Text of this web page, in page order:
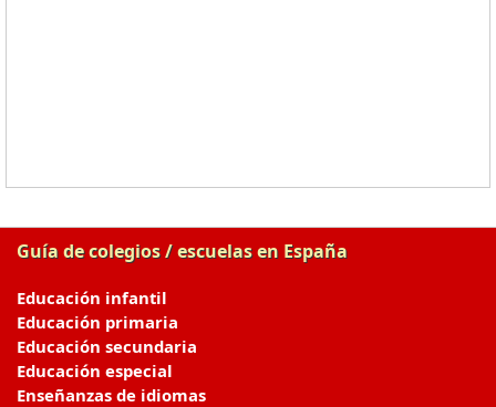
Guía de colegios / escuelas en España
Educación infantil
Educación primaria
Educación secundaria
Educación especial
Enseñanzas de idiomas